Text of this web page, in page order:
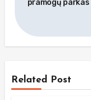
įrašų
pramogų parkas
Related Post